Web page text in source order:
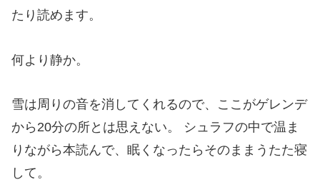
たり読めます。
何より静か。
雪は周りの音を消してくれるので、ここがゲレンデ
から20分の所とは思えない。 シュラフの中で温ま
りながら本読んで、眠くなったらそのままうたた寝
して。